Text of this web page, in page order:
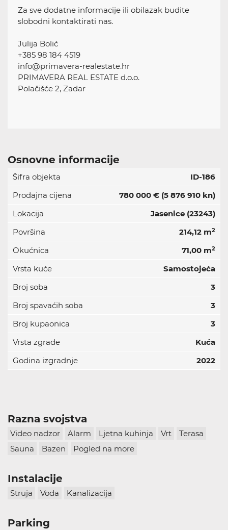
Za sve dodatne informacije ili obilazak budite
slobodni kontaktirati nas.
Julija Bolić
+385 98 184 4519
info@primavera-realestate.hr
PRIMAVERA REAL ESTATE d.o.o.
Polačišće 2, Zadar
Osnovne informacije
Šifra objekta
ID-186
Prodajna cijena
780 000 € (5 876 910 kn)
Lokacija
Jasenice (23243)
Površina
214,12 m2
Okućnica 71,00 m2
Vrsta kuće
Samostojeća
Broj soba
3
Broj spavaćih soba
3
Broj kupaonica
3
Vrsta zgrade
Kuća
Godina izgradnje
2022
Razna svojstva
Video nadzor Alarm Ljetna kuhinja Vrt
Terasa
Sauna
Bazen Pogled na more
Instalacije
Struja Voda Kanalizacija
Parking